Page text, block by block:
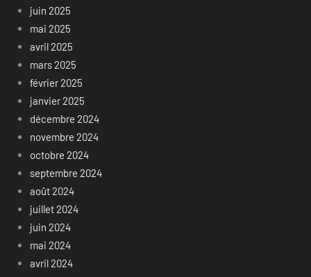
juin 2025
mai 2025
avril 2025
mars 2025
février 2025
janvier 2025
décembre 2024
novembre 2024
octobre 2024
septembre 2024
août 2024
juillet 2024
juin 2024
mai 2024
avril 2024